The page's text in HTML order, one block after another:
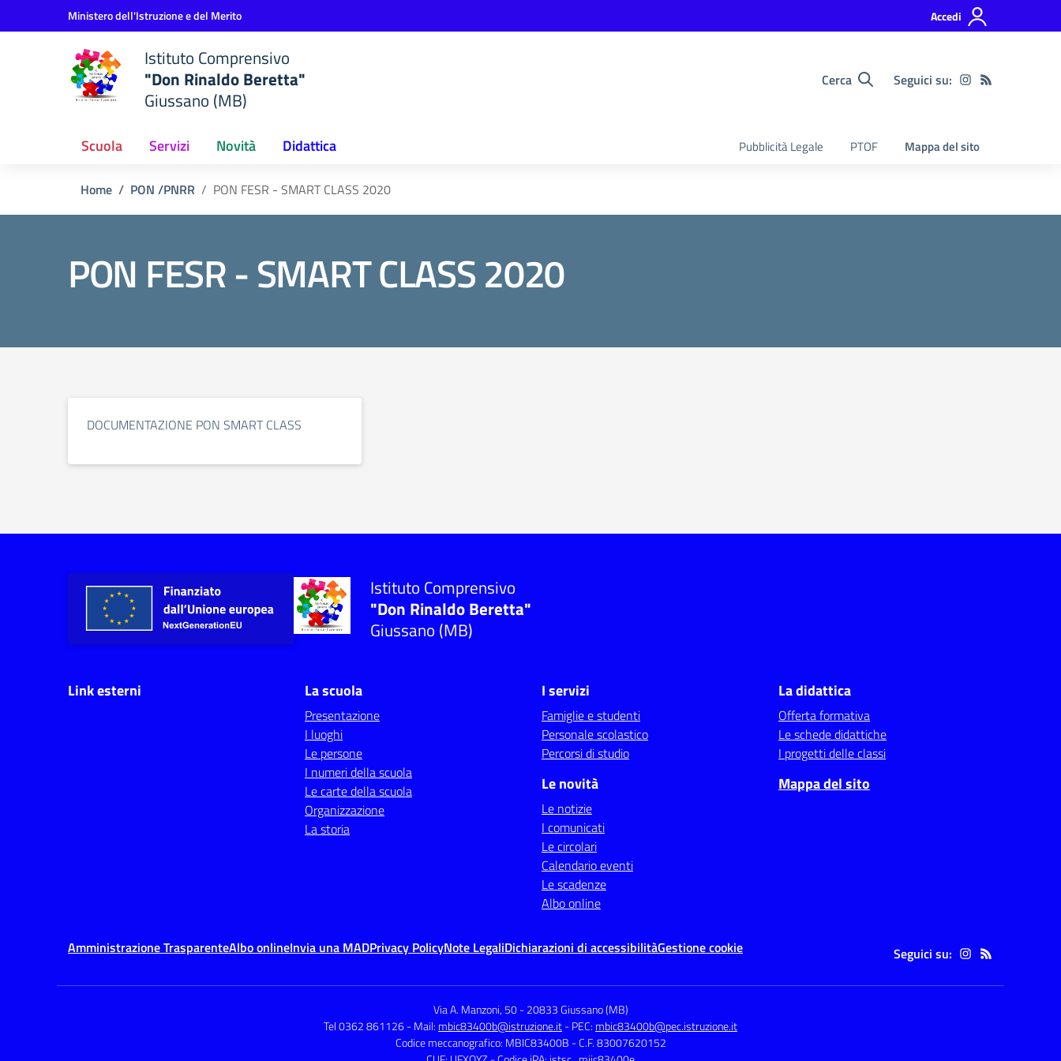
Vai ai contenuti
Vai al menu di navigazioneMinistero dell'Istruzione e del Merito Accedi
Istituto Comprensivo
"Don Rinaldo Beretta"
Giussano (MB)
Cerca Seguici su:
Scuola Servizi Novità Didattica Pubblicità Legale PTOF Mappa del sito
Home PON /PNRR PON FESR - SMART CLASS 2020
PON FESR - SMART CLASS 2020
DOCUMENTAZIONE PON SMART CLASS
Istituto Comprensivo
"Don Rinaldo Beretta"
Giussano (MB)
Link esterni La scuola
Presentazione
I luoghi
Le persone
I numeri della scuola
Le carte della scuola
Organizzazione
La storia
I servizi
Famiglie e studenti
Personale scolastico
Percorsi di studio
Le novità
Le notizie
I comunicati
Le circolari
Calendario eventi
Le scadenze
Albo online
La didattica
Offerta formativa
Le schede didattiche
I progetti delle classi
Mappa del sito
Amministrazione TrasparenteAlbo onlineInvia una MADPrivacy PolicyNote LegaliDichiarazioni di accessibilitàGestione cookie Seguici su:
Via A. Manzoni, 50 -20833 Giussano (MB)
Tel 0362 861126- Mail: mbic83400b@istruzione.it- PEC: mbic83400b@pec.istruzione.it
Codice meccanografico: MBIC83400B - C.F. 83007620152